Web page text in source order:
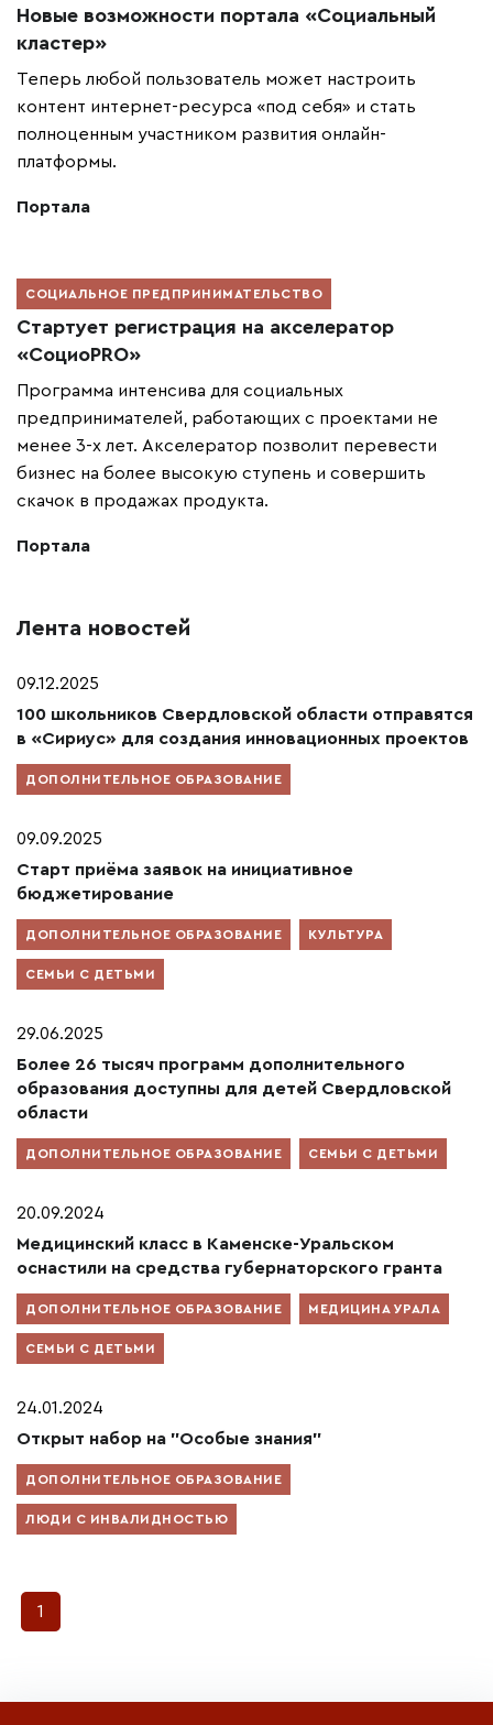
Новые возможности портала «Социальный
кластер»
Теперь любой пользователь может настроить
контент интернет-ресурса «под себя» и стать
полноценным участником развития онлайн-
платформы.
Портала
СОЦИАЛЬНОЕ ПРЕДПРИНИМАТЕЛЬСТВО
Стартует регистрация на акселератор
«СоциоPRO»
Программа интенсива для социальных
предпринимателей, работающих с проектами не
менее 3-х лет. Акселератор позволит перевести
бизнес на более высокую ступень и совершить
скачок в продажах продукта.
Портала
Лента новостей
09.12.2025
100 школьников Свердловской области отправятся
в «Сириус» для создания инновационных проектов
ДОПОЛНИТЕЛЬНОЕ ОБРАЗОВАНИЕ
09.09.2025
Старт приёма заявок на инициативное
бюджетирование
ДОПОЛНИТЕЛЬНОЕ ОБРАЗОВАНИЕ КУЛЬТУРА
СЕМЬИ С ДЕТЬМИ
29.06.2025
Более 26 тысяч программ дополнительного
образования доступны для детей Свердловской
области
ДОПОЛНИТЕЛЬНОЕ ОБРАЗОВАНИЕ СЕМЬИ С ДЕТЬМИ
20.09.2024
Медицинский класс в Каменске-Уральском
оснастили на средства губернаторского гранта
ДОПОЛНИТЕЛЬНОЕ ОБРАЗОВАНИЕ МЕДИЦИНА УРАЛА
СЕМЬИ С ДЕТЬМИ
24.01.2024
Открыт набор на "Особые знания"
ДОПОЛНИТЕЛЬНОЕ ОБРАЗОВАНИЕ
ЛЮДИ С ИНВАЛИДНОСТЬЮ
1